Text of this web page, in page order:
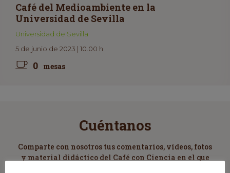
Café del Medioambiente en la
Universidad de Sevilla
Universidad de Sevilla
5 de junio de 2023 | 10.00 h
0 mesas
Cuéntanos
Comparte con nosotros tus comentarios, vídeos, fotos
y material didáctico del Café con Ciencia en el que